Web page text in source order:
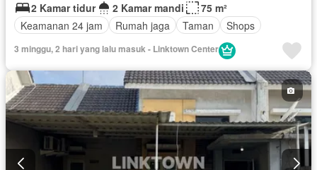
2 Kamar tidur
2 Kamar mandi
75 m²
Keamanan 24 jam
Rumah jaga Taman Shops
3 minggu, 2 hari yang lalu masuk - Linktown Center